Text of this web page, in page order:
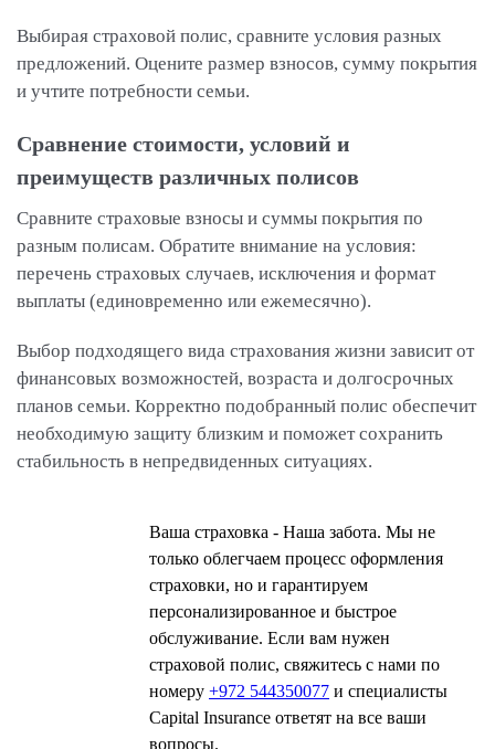
Выбирая страховой полис, сравните условия разных
предложений. Оцените размер взносов, сумму покрытия
и учтите потребности семьи.
Сравнение стоимости, условий и
преимуществ различных полисов
Сравните страховые взносы и суммы покрытия по
разным полисам. Обратите внимание на условия:
перечень страховых случаев, исключения и формат
выплаты (единовременно или ежемесячно).
Выбор подходящего вида страхования жизни зависит от
финансовых возможностей, возраста и долгосрочных
планов семьи. Корректно подобранный полис обеспечит
необходимую защиту близким и поможет сохранить
стабильность в непредвиденных ситуациях.
Ваша страховка - Наша забота. Мы не
только облегчаем процесс оформления
страховки, но и гарантируем
персонализированное и быстрое
обслуживание. Если вам нужен
страховой полис, свяжитесь с нами по
номеру +972 544350077 и специалисты
Capital Insurance ответят на все ваши
вопросы.